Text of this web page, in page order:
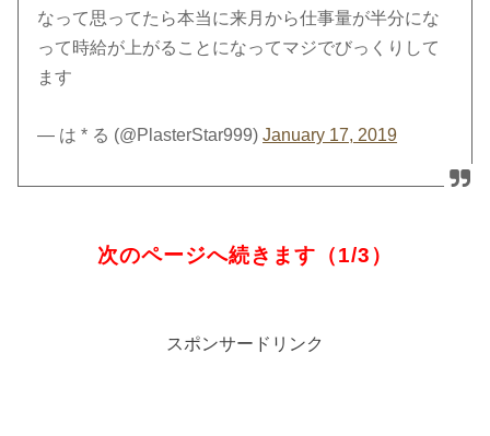
なって思ってたら本当に来月から仕事量が半分にな
って時給が上がることになってマジでびっくりして
ます
— は * る (@PlasterStar999)January 17, 2019
次のページへ続きます（1/3）
スポンサードリンク